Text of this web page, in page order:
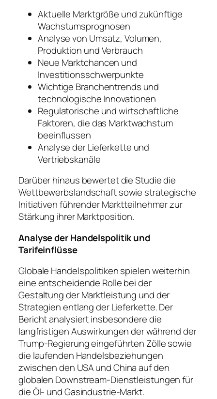
Aktuelle Marktgröße und zukünftige
Wachstumsprognosen
Analyse von Umsatz, Volumen,
Produktion und Verbrauch
Neue Marktchancen und
Investitionsschwerpunkte
Wichtige Branchentrends und
technologische Innovationen
Regulatorische und wirtschaftliche
Faktoren, die das Marktwachstum
beeinflussen
Analyse der Lieferkette und
Vertriebskanäle
Darüber hinaus bewertet die Studie die
Wettbewerbslandschaft sowie strategische
Initiativen führender Marktteilnehmer zur
Stärkung ihrer Marktposition.
Analyse der Handelspolitik und
Tarifeinflüsse
Globale Handelspolitiken spielen weiterhin
eine entscheidende Rolle bei der
Gestaltung der Marktleistung und der
Strategien entlang der Lieferkette. Der
Bericht analysiert insbesondere die
langfristigen Auswirkungen der während der
Trump-Regierung eingeführten Zölle sowie
die laufenden Handelsbeziehungen
zwischen den USA und China auf den
globalen Downstream-Dienstleistungen für
die Öl- und Gasindustrie-Markt.